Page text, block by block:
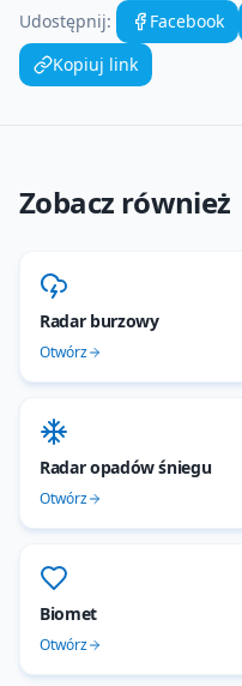
Udostępnij: Facebook
Kopiuj link
Zobacz również
Radar burzowy
Otwórz
Radar opadów śniegu
Otwórz
Biomet
Otwórz